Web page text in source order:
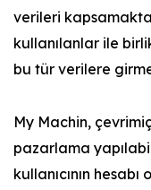
verileri
kullanılanlar ile
bu tür verilere
My Machin,
pazarlama
kullanıcının